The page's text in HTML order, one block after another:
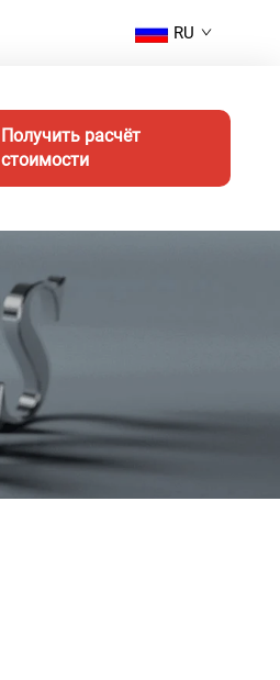
RU
Получить расчёт
стоимости